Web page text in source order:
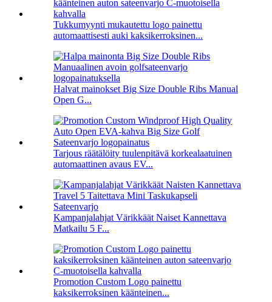
Tukkumyynti mukautettu logo painettu
automaattisesti auki kaksikerroksinen...
Halvat mainokset Big Size Double Ribs Manual
Open G...
Tarjous räätälöity tuulenpitävä korkealaatuinen
automaattinen avaus EV...
Kampanjalahjat Värikkäät Naiset Kannettava
Matkailu 5 F...
Promotion Custom Logo painettu
kaksikerroksinen käänteinen...